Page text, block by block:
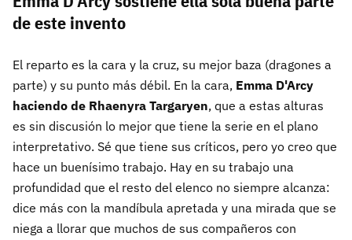
de este invento
El reparto es la cara y la cruz, su mejor baza (dragones a
parte) y su punto más débil. En la cara, Emma D'Arcy
haciendo de Rhaenyra Targaryen, que a estas alturas
es sin discusión lo mejor que tiene la serie en el plano
interpretativo. Sé que tiene sus críticos, pero yo creo que
hace un buenísimo trabajo. Hay en su trabajo una
profundidad que el resto del elenco no siempre alcanza:
dice más con la mandíbula apretada y una mirada que se
niega a llorar que muchos de sus compañeros con